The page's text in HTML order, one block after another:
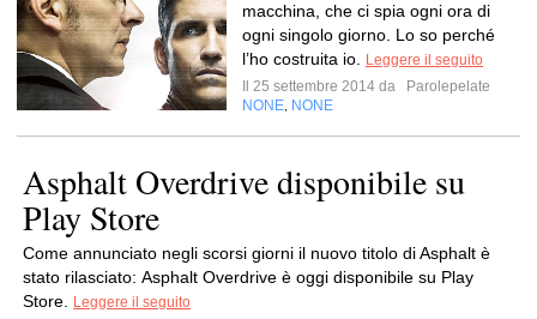
macchina, che ci spia ogni ora di
ogni singolo giorno. Lo so perché
l’ho costruita io.
Leggere il seguito
Il 25 settembre 2014 da
Parolepelate
NONE NONE
Asphalt Overdrive disponibile su
Play Store
Come annunciato negli scorsi giorni il nuovo titolo di Asphalt è
stato rilasciato: Asphalt Overdrive è oggi disponibile su Play
Store.
Leggere il seguito